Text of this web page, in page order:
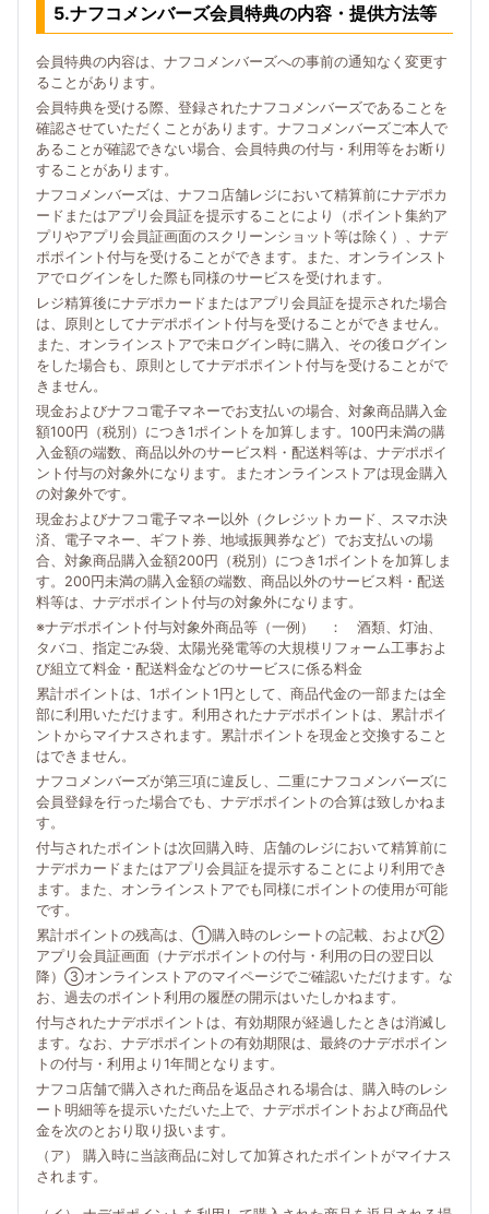
5.ナフコメンバーズ会員特典の内容・提供方法等
会員特典の内容は、ナフコメンバーズへの事前の通知なく変更す
ることがあります。
会員特典を受ける際、登録されたナフコメンバーズであることを
確認させていただくことがあります。ナフコメンバーズご本人で
あることが確認できない場合、会員特典の付与・利用等をお断り
することがあります。
ナフコメンバーズは、ナフコ店舗レジにおいて精算前にナデポカ
ードまたはアプリ会員証を提示することにより（ポイント集約ア
プリやアプリ会員証画面のスクリーンショット等は除く）、ナデ
ポポイント付与を受けることができます。また、オンラインスト
アでログインをした際も同様のサービスを受けれます。
レジ精算後にナデポカードまたはアプリ会員証を提示された場合
は、原則としてナデポポイント付与を受けることができません。
また、オンラインストアで未ログイン時に購入、その後ログイン
をした場合も、原則としてナデポポイント付与を受けることがで
きません。
現金およびナフコ電子マネーでお支払いの場合、対象商品購入金
額100円（税別）につき1ポイントを加算します。100円未満の購
入金額の端数、商品以外のサービス料・配送料等は、ナデポポイ
ント付与の対象外になります。またオンラインストアは現金購入
の対象外です。
現金およびナフコ電子マネー以外（クレジットカード、スマホ決
済、電子マネー、ギフト券、地域振興券など）でお支払いの場
合、対象商品購入金額200円（税別）につき1ポイントを加算しま
す。200円未満の購入金額の端数、商品以外のサービス料・配送
料等は、ナデポポイント付与の対象外になります。
※ナデポポイント付与対象外商品等（一例） ： 酒類、灯油、
タバコ、指定ごみ袋、太陽光発電等の大規模リフォーム工事およ
び組立て料金・配送料金などのサービスに係る料金
累計ポイントは、1ポイント1円として、商品代金の一部または全
部に利用いただけます。利用されたナデポポイントは、累計ポイ
ントからマイナスされます。累計ポイントを現金と交換すること
はできません。
ナフコメンバーズが第三項に違反し、二重にナフコメンバーズに
会員登録を行った場合でも、ナデポポイントの合算は致しかねま
す。
付与されたポイントは次回購入時、店舗のレジにおいて精算前に
ナデポカードまたはアプリ会員証を提示することにより利用でき
ます。また、オンラインストアでも同様にポイントの使用が可能
です。
累計ポイントの残高は、①購入時のレシートの記載、および②
アプリ会員証画面（ナデポポイントの付与・利用の日の翌日以
降）③オンラインストアのマイページでご確認いただけます。な
お、過去のポイント利用の履歴の開示はいたしかねます。
付与されたナデポポイントは、有効期限が経過したときは消滅し
ます。なお、ナデポポイントの有効期限は、最終のナデポポイン
トの付与・利用より1年間となります。
ナフコ店舗で購入された商品を返品される場合は、購入時のレシ
ート明細等を提示いただいた上で、ナデポポイントおよび商品代
金を次のとおり取り扱います。
（ア） 購入時に当該商品に対して加算されたポイントがマイナス
されます。